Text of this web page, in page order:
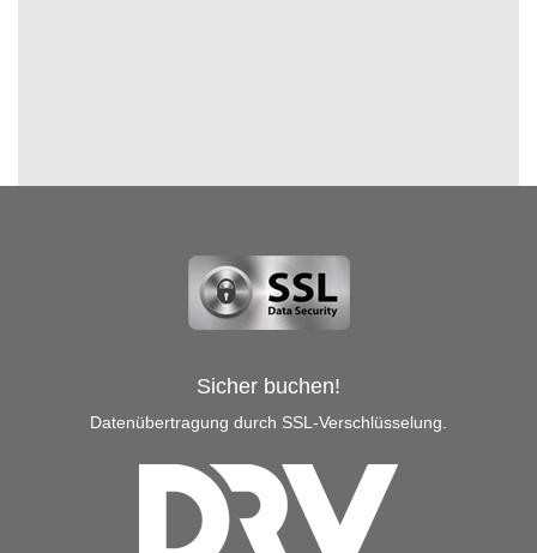
Sicher buchen!
Datenübertragung durch SSL-Verschlüsselung.